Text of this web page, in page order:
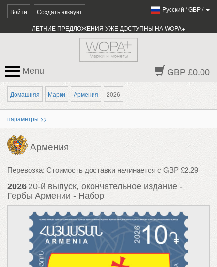
Войти Создать аккаунт Pусский /GBP/
ЛЕТНИЕ ПРЕДЛОЖЕНИЯ УЖЕ ДОСТУПНЫ НА WOPA+
GBP £0.00
Menu
Домашняя Марки Армения 2026
параметры >>
Армения
Перевозка: Стоимость доставки начинается с GBP £2.29
2026 20-й выпуск, окончательное издание -
Гербы Армении - Набор